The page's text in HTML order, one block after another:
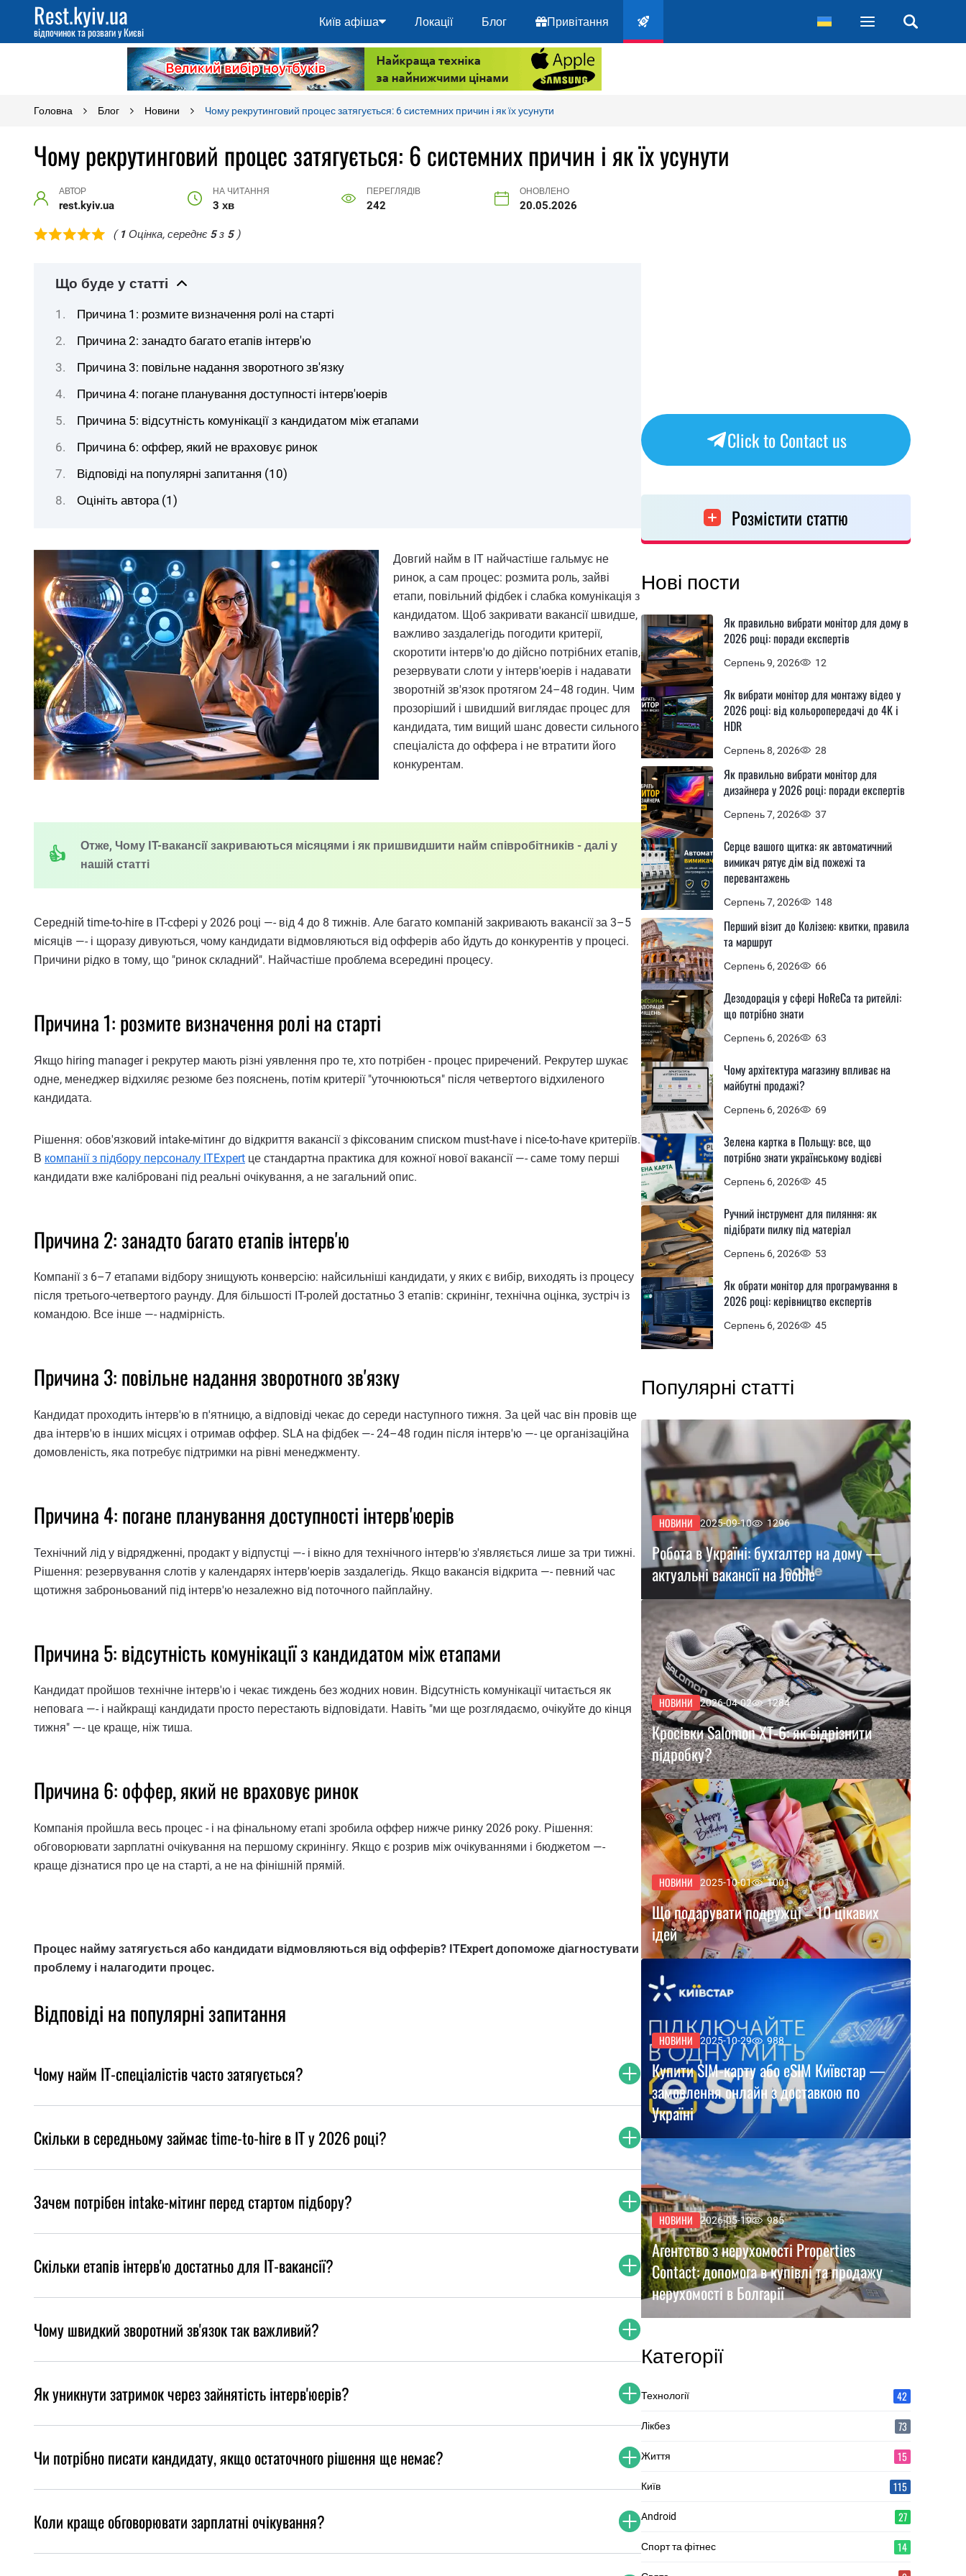
Rest.kyiv.ua
відпочинок та розваги у Києві
Київ афіша Локації Блог Привітання
Головна Блог Новини Чому рекрутинговий процес затягується: 6 системних причин і як їх усунути
Чому рекрутинговий процес затягується: 6 системних причин і як їх усунути
АВТОР
rest.kyiv.ua
НА ЧИТАННЯ
3 хв
ПЕРЕГЛЯДІВ
242
ОНОВЛЕНО
20.05.2026
( 1 Оцінка, середнє 5з 5)
Що буде у статті
Причина 1: розмите визначення ролі на старті
Причина 2: занадто багато етапів інтерв'ю
Причина 3: повільне надання зворотного зв'язку
Причина 4: погане планування доступності інтерв'юерів
Причина 5: відсутність комунікації з кандидатом між етапами
Причина 6: оффер, який не враховує ринок
Відповіді на популярні запитання (10)
Оцініть автора (1)
Довгий найм в IT найчастіше гальмує не
ринок, а сам процес: розмита роль, зайві
етапи, повільний фідбек і слабка комунікація з
кандидатом. Щоб закривати вакансії швидше,
важливо заздалегідь погодити критерії,
скоротити інтерв'ю до дійсно потрібних етапів,
резервувати слоти у інтерв'юерів і надавати
зворотній зв'язок протягом 24–48 годин. Чим
прозоріший і швидший виглядає процес для
кандидата, тим вищий шанс довести сильного
спеціаліста до оффера і не втратити його
конкурентам.
Отже, Чому IT-вакансії закриваються місяцями і як пришвидшити найм співробітників - далі у
нашій статті
Середній time-to-hire в IT-сфері у 2026 році —- від 4 до 8 тижнів. Але багато компаній закривають вакансії за 3–5
місяців —- і щоразу дивуються, чому кандидати відмовляються від офферів або йдуть до конкурентів у процесі.
Причини рідко в тому, що "ринок складний". Найчастіше проблема всередині процесу.
Причина 1: розмите визначення ролі на старті
Якщо hiring manager і рекрутер мають різні уявлення про те, хто потрібен - процес приречений. Рекрутер шукає
одне, менеджер відхиляє резюме без пояснень, потім критерії "уточнюються" після четвертого відхиленого
кандидата.
Рішення: обов'язковий intake-мітинг до відкриття вакансії з фіксованим списком must-have і nice-to-have критеріїв.
В компанії з підбору персоналу ITExpert це стандартна практика для кожної нової вакансії —- саме тому перші
кандидати вже калібровані під реальні очікування, а не загальний опис.
Причина 2: занадто багато етапів інтерв'ю
Компанії з 6–7 етапами відбору знищують конверсію: найсильніші кандидати, у яких є вибір, виходять із процесу
після третього-четвертого раунду. Для більшості IT-ролей достатньо 3 етапів: скринінг, технічна оцінка, зустріч із
командою. Все інше —- надмірність.
Причина 3: повільне надання зворотного зв'язку
Кандидат проходить інтерв'ю в п'ятницю, а відповіді чекає до середи наступного тижня. За цей час він провів ще
два інтерв'ю в інших місцях і отримав оффер. SLA на фідбек —- 24–48 годин після інтерв'ю —- це організаційна
домовленість, яка потребує підтримки на рівні менеджменту.
Причина 4: погане планування доступності інтерв'юерів
Технічний лід у відрядженні, продакт у відпустці —- і вікно для технічного інтерв'ю з'являється лише за три тижні.
Рішення: резервування слотів у календарях інтерв'юерів заздалегідь. Якщо вакансія відкрита —- певний час
щотижня заброньований під інтерв'ю незалежно від поточного пайплайну.
Причина 5: відсутність комунікації з кандидатом між етапами
Кандидат пройшов технічне інтерв'ю і чекає тиждень без жодних новин. Відсутність комунікації читається як
неповага —- і найкращі кандидати просто перестають відповідати. Навіть "ми ще розглядаємо, очікуйте до кінця
тижня" —- це краще, ніж тиша.
Причина 6: оффер, який не враховує ринок
Компанія пройшла весь процес - і на фінальному етапі зробила оффер нижче ринку 2026 року. Рішення:
обговорювати зарплатні очікування на першому скринінгу. Якщо є розрив між очікуваннями і бюджетом —-
краще дізнатися про це на старті, а не на фінішній прямій.
Процес найму затягується або кандидати відмовляються від офферів? ITExpert допоможе діагностувати
проблему і налагодити процес.
Відповіді на популярні запитання
Чому найм IT-спеціалістів часто затягується?
Скільки в середньому займає time-to-hire в IT у 2026 році?
Зачем потрібен intake-мітинг перед стартом підбору?
Скільки етапів інтерв'ю достатньо для IT-вакансії?
Чому швидкий зворотний зв'язок так важливий?
Як уникнути затримок через зайнятість інтерв'юерів?
Чи потрібно писати кандидату, якщо остаточного рішення ще немає?
Коли краще обговорювати зарплатні очікування?
Click to Contact us
Розмістити статтю
Нові пости
Серпень 9, 2026 12
Як правильно вибрати монітор для дому в
2026 році: поради експертів
Серпень 8, 2026 28
Як вибрати монітор для монтажу відео у
2026 році: від кольоропередачі до 4K і
HDR
Серпень 7, 2026 37
Як правильно вибрати монітор для
дизайнера у 2026 році: поради експертів
Серпень 7, 2026 148
Серце вашого щитка: як автоматичний
вимикач рятує дім від пожежі та
перевантажень
Серпень 6, 2026 66
Перший візит до Колізею: квитки, правила
та маршрут
Серпень 6, 2026 63
Дезодорація у сфері HoReCa та ритейлі:
що потрібно знати
Серпень 6, 2026 69
Чому архітектура магазину впливає на
майбутні продажі?
Серпень 6, 2026 45
Зелена картка в Польщу: все, що
потрібно знати українському водієві
Серпень 6, 2026 53
Ручний інструмент для пиляння: як
підібрати пилку під матеріал
Серпень 6, 2026 45
Як обрати монітор для програмування в
2026 році: керівництво експертів
Популярні статті
НОВИНИ 2025-09-10 1296
Робота в Україні: бухгалтер на дому —
актуальні вакансії на Jooble
НОВИНИ 2026-04-02 1284
Кросівки Salomon XT-6: як відрізнити
підробку?
НОВИНИ 2025-10-01 1001
Що подарувати подружці – 10 цікавих
ідей
НОВИНИ 2025-10-29 988
Купити SIM-карту або eSIM Київстар —
замовлення онлайн з доставкою по
Україні
НОВИНИ 2026-05-19 985
Агентство з нерухомості Properties
Contact: допомога в купівлі та продажу
нерухомості в Болгарії
Категорії
Технології 42
Лікбез 73
Життя 15
Київ 115
Android 27
Спорт та фітнес 14